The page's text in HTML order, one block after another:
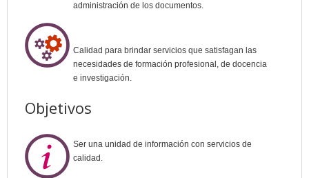
administración de los documentos.
Calidad para brindar servicios que satisfagan las
necesidades de formación profesional, de docencia
e investigación.
Objetivos
Ser una unidad de información con servicios de
calidad.